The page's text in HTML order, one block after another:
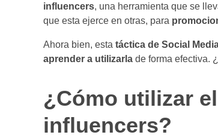
influencers, una herramienta que se
que esta ejerce en otras, para
Ahora bien, esta táctica de Social
aprender a utilizarla de forma efectiva.
¿Cómo utilizar
influencers?